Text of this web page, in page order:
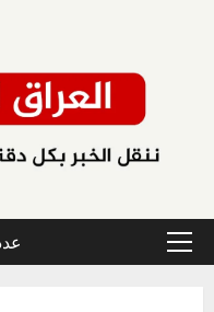
القائمة
عدد